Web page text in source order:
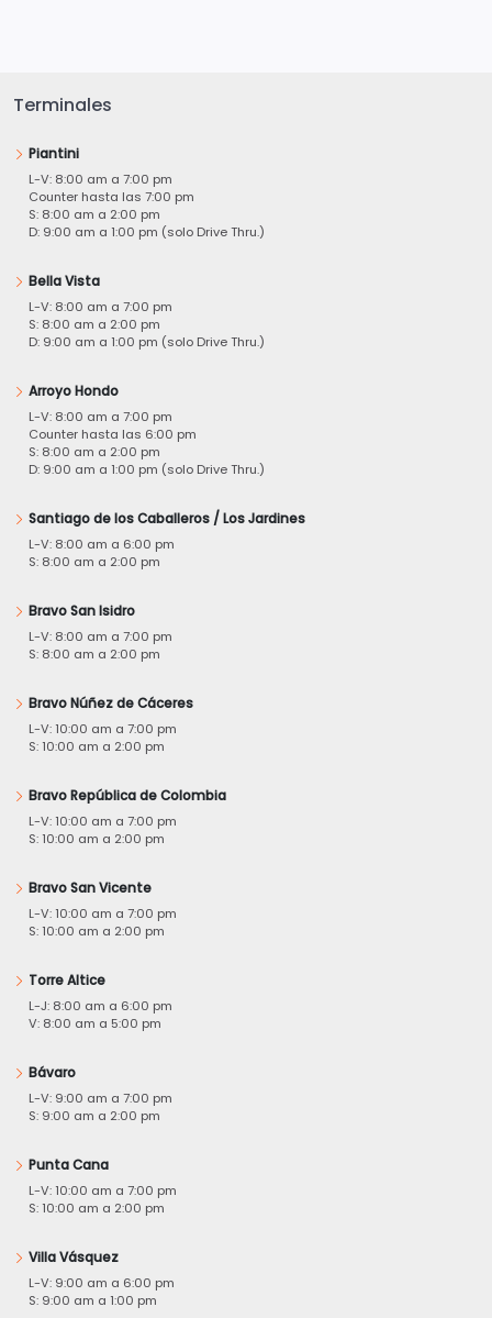
Terminales
Piantini
L-V: 8:00 am a 7:00 pm
Counter hasta las 7:00 pm
S: 8:00 am a 2:00 pm
D: 9:00 am a 1:00 pm (solo Drive Thru.)
Bella Vista
L-V: 8:00 am a 7:00 pm
S: 8:00 am a 2:00 pm
D: 9:00 am a 1:00 pm (solo Drive Thru.)
Arroyo Hondo
L-V: 8:00 am a 7:00 pm
Counter hasta las 6:00 pm
S: 8:00 am a 2:00 pm
D: 9:00 am a 1:00 pm (solo Drive Thru.)
Santiago de los Caballeros / Los Jardines
L-V: 8:00 am a 6:00 pm
S: 8:00 am a 2:00 pm
Bravo San Isidro
L-V: 8:00 am a 7:00 pm
S: 8:00 am a 2:00 pm
Bravo Núñez de Cáceres
L-V: 10:00 am a 7:00 pm
S: 10:00 am a 2:00 pm
Bravo República de Colombia
L-V: 10:00 am a 7:00 pm
S: 10:00 am a 2:00 pm
Bravo San Vicente
L-V: 10:00 am a 7:00 pm
S: 10:00 am a 2:00 pm
Torre Altice
L-J: 8:00 am a 6:00 pm
V: 8:00 am a 5:00 pm
Bávaro
L-V: 9:00 am a 7:00 pm
S: 9:00 am a 2:00 pm
Punta Cana
L-V: 10:00 am a 7:00 pm
S: 10:00 am a 2:00 pm
Villa Vásquez
L-V: 9:00 am a 6:00 pm
S: 9:00 am a 1:00 pm